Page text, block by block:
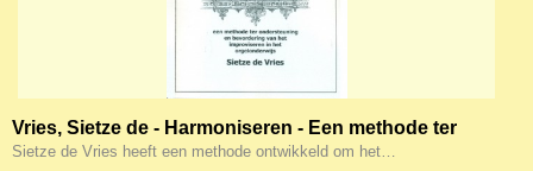
Vries, Sietze de - Harmoniseren - Een methode ter
ondersteuning en bevordering van het improviseren
Sietze de Vries heeft een methode ontwikkeld om het…